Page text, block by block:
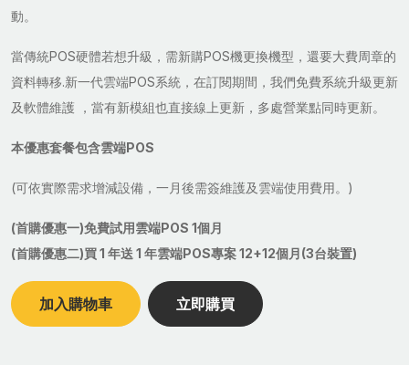
動。
當傳統POS硬體若想升級，需新購POS機更換機型，還要大費周章的
資料轉移.新一代雲端POS系統，在訂閱期間，我們免費系統升級更新
及軟體維護 ，當有新模組也直接線上更新，多處營業點同時更新。
本優惠套餐包含雲端POS
(可依實際需求增減設備，一月後需簽維護及雲端使用費用。)
(首購優惠一)免費試用雲端POS 1個月
(首購優惠二)買 1 年送 1 年雲端POS專案 12+12個月(3台裝置)
加入購物車 立即購買